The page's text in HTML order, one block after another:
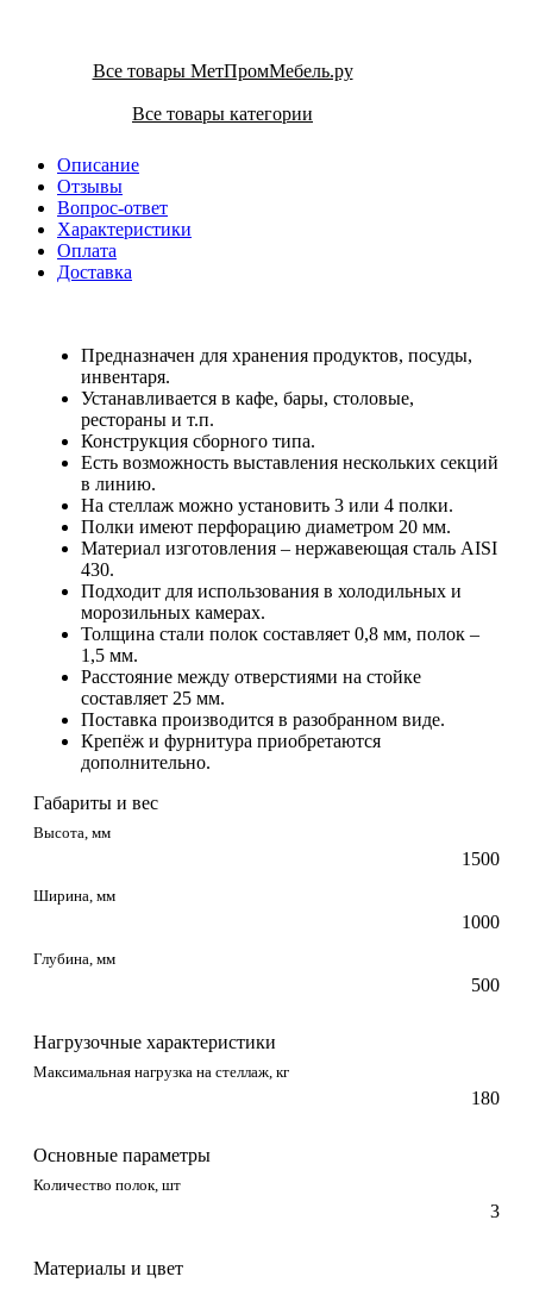
Все товары МетПромМебель.ру
Все товары категории
Описание
Отзывы
Вопрос-ответ
Характеристики
Оплата
Доставка
Предназначен для хранения продуктов, посуды,
инвентаря.
Устанавливается в кафе, бары, столовые,
рестораны и т.п.
Конструкция сборного типа.
Есть возможность выставления нескольких секций
в линию.
На стеллаж можно установить 3 или 4 полки.
Полки имеют перфорацию диаметром 20 мм.
Материал изготовления – нержавеющая сталь AISI
430.
Подходит для использования в холодильных и
морозильных камерах.
Толщина стали полок составляет 0,8 мм, полок –
1,5 мм.
Расстояние между отверстиями на стойке
составляет 25 мм.
Поставка производится в разобранном виде.
Крепёж и фурнитура приобретаются
дополнительно.
Габариты и вес
Высота, мм
1500
Ширина, мм
1000
Глубина, мм
500
Нагрузочные характеристики
Максимальная нагрузка на стеллаж, кг
180
Основные параметры
Количество полок, шт
3
Материалы и цвет